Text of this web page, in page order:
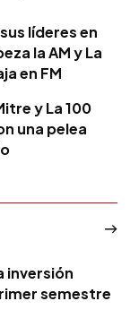
líderes en
la AM y La
en FM
y La 100
una pelea
inversión
semestre